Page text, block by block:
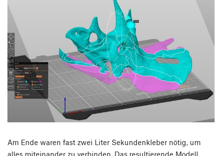
Am Ende waren fast zwei Liter Sekundenkleber nötig, um
alles miteinander zu verbinden. Das resultierende Modell